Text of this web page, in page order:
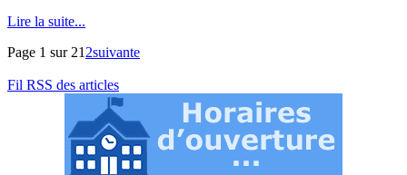
Lire la suite...
Page 1 sur 21 2suivante
Fil RSS des articles